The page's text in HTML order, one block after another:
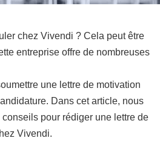
chez Vivendi ? Cela peut être
entreprise offre de nombreuses
une lettre de motivation
Dans cet article, nous
pour rédiger une lettre de
Vivendi.